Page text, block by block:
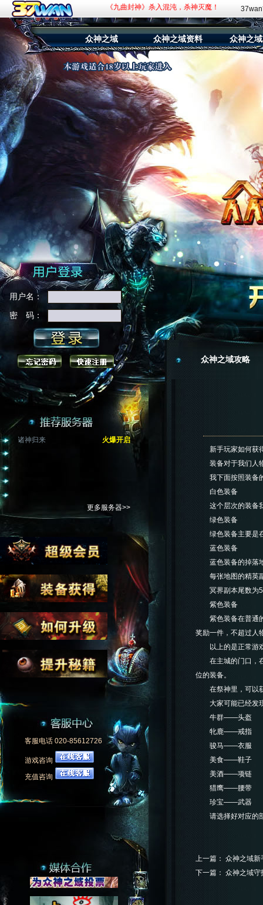
《斗罗大陆：传承》百万福利抽奖活动！
《赘婿》新游预约，火爆开启！
《九曲封神》杀入混沌，杀神灭魔！
众神之域 众神之域资料 众神之
众神之域攻略
新手玩家如何获
装备对于我们人物
我下面按照装备的
白色装备
这个层次的装备我
绿色装备
绿色装备主要是在
蓝色装备
蓝色装备的掉落地
每张地图的精英副
冥界副本尾数为5
紫色装备
紫色装备在普通的
奖励一件，不超过人
以上的是正常游戏
在主城的门口，在
位的装备。
在祭神里，可以获
大家可能已经发现
牛群——头盔
牝鹿——戒指
骏马——衣服
美食——鞋子
美酒——项链
猎鹰——腰带
珍宝——武器
请选择好对应的部
上一篇： 众神之域新
下一篇： 众神之域守
用户名：
密 码：
火爆开启
诸神归来
更多服务器>>
客服电话 020-85612726
游戏咨询
充值咨询